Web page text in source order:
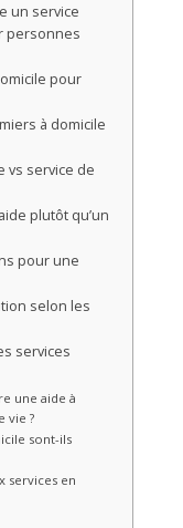
un service
personnes
pour
à domicile
vs service de
plutôt qu’un
pour une
selon les
services
une aide à
vie ?
sont-ils
services en